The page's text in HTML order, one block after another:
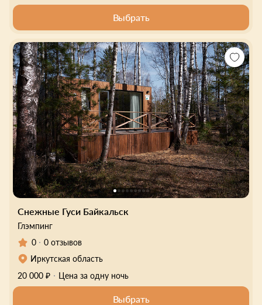
Выбрать
Снежные Гуси Байкальск
Глэмпинг
0
0 отзывов
Иркутская область
20 000 ₽
Цена за одну ночь
Выбрать